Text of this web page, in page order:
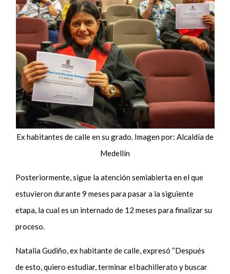
Ex habitantes de calle en su grado. Imagen por: Alcaldía de
Medellín
Posteriormente, sigue la atención semiabierta en el que
estuvieron durante 9 meses para pasar a la siguiente
etapa, la cual es un internado de 12 meses para finalizar su
proceso.
Natalia Gudiño, ex habitante de calle, expresó “Después
de esto, quiero estudiar,terminar el bachillerato y buscar